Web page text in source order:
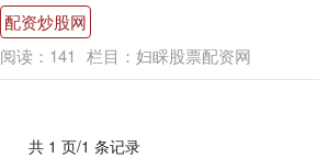
配资炒股网
阅读： 141 栏目： 妇睬股票配资网
共 1 页/1 条记录